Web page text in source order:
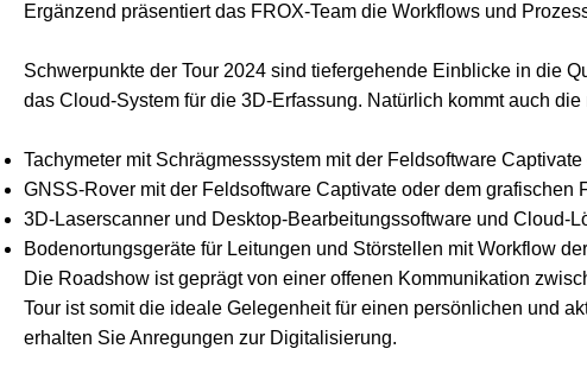
Ergänzend präsentiert das FROX-Team die Workflows und
Schwerpunkte der Tour 2024 sind tiefergehende Einblicke in die
das Cloud-System für die 3D-Erfassung. Natürlich kommt auch
Tachymeter mit Schrägmesssystem mit der Feldsoftware
GNSS-Rover mit der Feldsoftware Captivate oder dem grafischen
3D-Laserscanner und Desktop-Bearbeitungssoftware und Cloud-
Bodenortungsgeräte für Leitungen und Störstellen mit Workflow
Die Roadshow ist geprägt von einer offenen Kommunikation
Tour ist somit die ideale Gelegenheit für einen persönlichen und
erhalten Sie Anregungen zur Digitalisierung.